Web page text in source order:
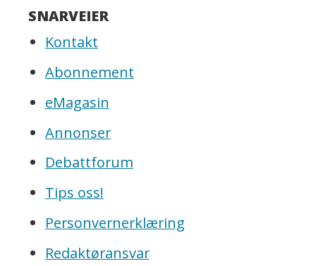
SNARVEIER
Kontakt
Abonnement
eMagasin
Annonser
Debattforum
Tips oss!
Personvernerklæring
Redaktøransvar